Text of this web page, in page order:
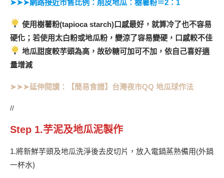
➤➤➤網路接近市售比例：削皮地瓜：樹薯粉＝2：1
使用樹薯粉(tapioca starch)口感最好，就算冷了也不容易
硬化；若使用太白粉或地瓜粉，變涼了容易變硬，口感較不佳
地瓜甜度較芋頭為高，故砂糖可加可不加，依自己喜好適
量增減
➤➤➤延伸閱讀： 【簡易食譜】台灣夜市QQ 地瓜球作法
//
Step 1.芋泥及地瓜泥製作
1.將新鮮芋頭及地瓜洗淨後去皮切片，放入電鍋蒸熟備用(外鍋
一杯水)